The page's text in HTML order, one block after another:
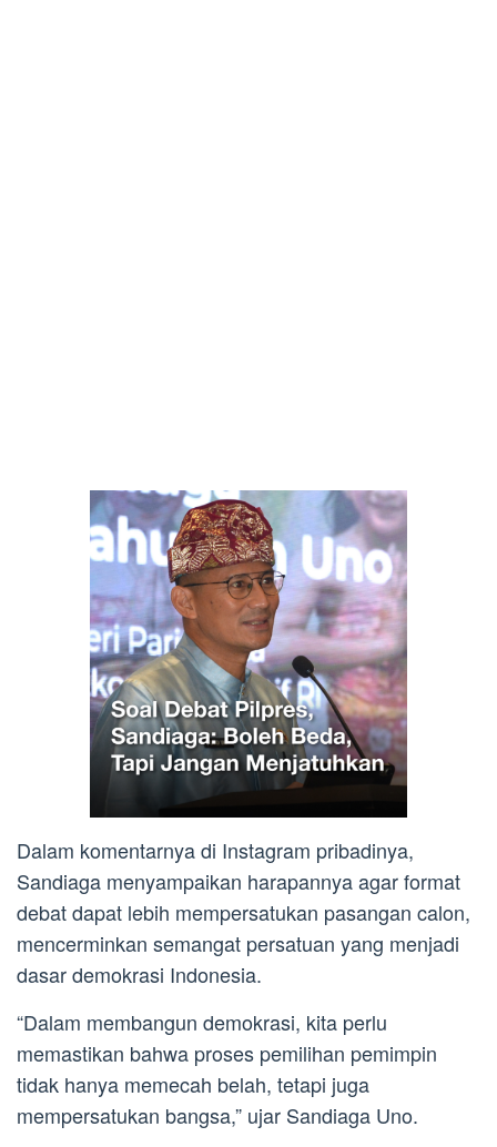
Dalam komentarnya di Instagram pribadinya,
Sandiaga menyampaikan harapannya agar format
debat dapat lebih mempersatukan pasangan calon,
mencerminkan semangat persatuan yang menjadi
dasar demokrasi Indonesia.
“Dalam membangun demokrasi, kita perlu
memastikan bahwa proses pemilihan pemimpin
tidak hanya memecah belah, tetapi juga
mempersatukan bangsa,” ujar Sandiaga Uno.